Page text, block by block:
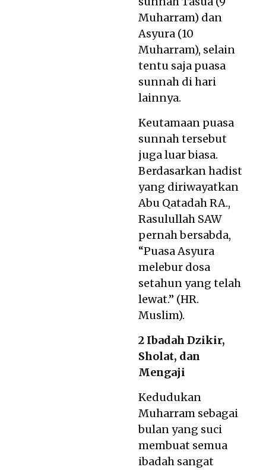
Muharram) dan
Asyura (10
Muharram), selain
tentu saja puasa
sunnah di hari
lainnya.
Keutamaan puasa
sunnah tersebut
juga luar biasa.
Berdasarkan hadist
yang diriwayatkan
Abu Qatadah RA.,
Rasulullah SAW
pernah bersabda,
“Puasa Asyura
melebur dosa
setahun yang telah
lewat.” (HR.
Muslim).
2 Ibadah Dzikir,
Sholat, dan
Mengaji
Kedudukan
Muharram sebagai
bulan yang suci
membuat semua
ibadah sangat